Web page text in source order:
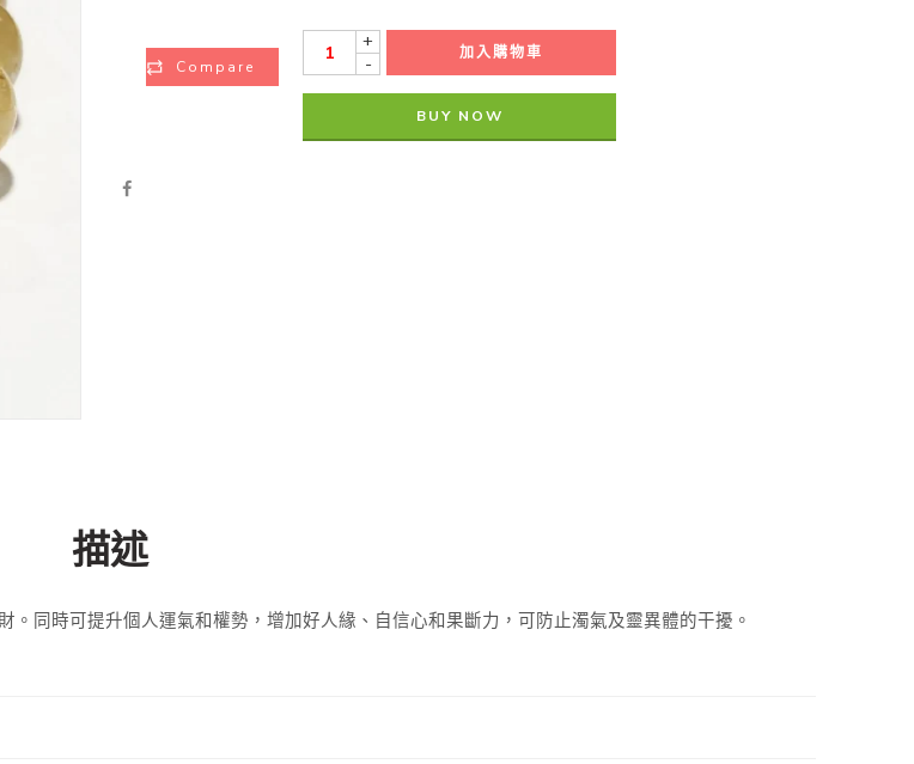
+
-
加入購物車
BUY NOW
Compare
描述
同時可提升個人運氣和權勢，增加好人緣、自信心和果斷力，可防止濁氣及靈異體的干擾。